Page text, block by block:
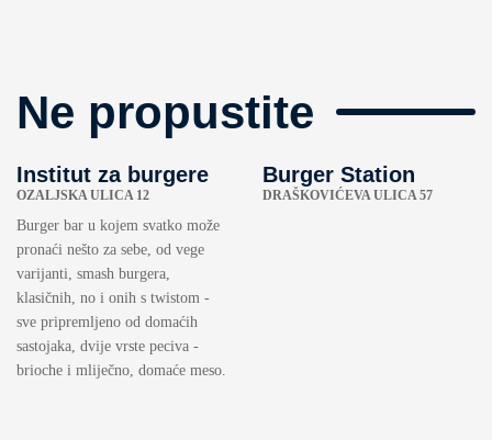
Ne propustite
Institut za burgere
OZALJSKA ULICA 12
Burger bar u kojem svatko može
pronaći nešto za sebe, od vege
varijanti, smash burgera,
klasičnih, no i onih s twistom -
sve pripremljeno od domaćih
sastojaka, dvije vrste peciva -
brioche i mliječno, domaće meso.
Burger Station
DRAŠKOVIĆEVA ULICA 57